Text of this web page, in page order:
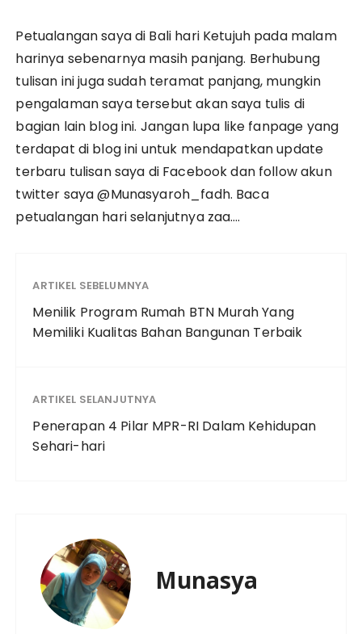
Petualangan saya di Bali hari Ketujuh pada malam
harinya sebenarnya masih panjang. Berhubung
tulisan ini juga sudah teramat panjang, mungkin
pengalaman saya tersebut akan saya tulis di
bagian lain blog ini. Jangan lupa like fanpage yang
terdapat di blog ini untuk mendapatkan update
terbaru tulisan saya di Facebook dan follow akun
twitter saya @Munasyaroh_fadh. Baca
petualangan hari selanjutnya zaa….
ARTIKEL SEBELUMNYA
Menilik Program Rumah BTN Murah Yang
Memiliki Kualitas Bahan Bangunan Terbaik
ARTIKEL SELANJUTNYA
Penerapan 4 Pilar MPR-RI Dalam Kehidupan
Sehari-hari
Munasya